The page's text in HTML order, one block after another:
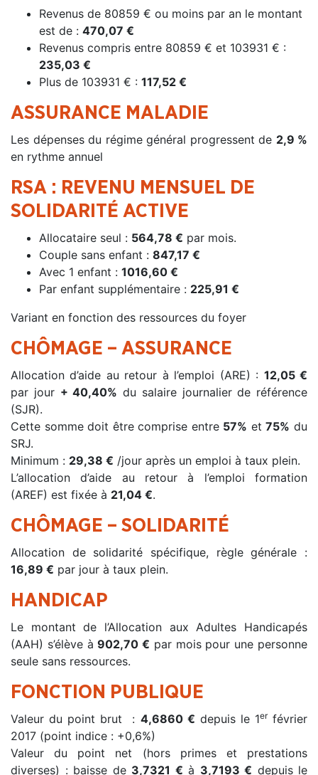
Revenus de 80859 € ou moins par an le montant
est de : 470,07 €
Revenus compris entre 80859 € et 103931 € :
235,03 €
Plus de 103931 € : 117,52 €
ASSURANCE MALADIE
Les dépenses du régime général progressent de 2,9 %
en rythme annuel
RSA : REVENU MENSUEL DE
SOLIDARITÉ ACTIVE
Allocataire seul : 564,78 € par mois.
Couple sans enfant : 847,17 €
Avec 1 enfant : 1016,60 €
Par enfant supplémentaire : 225,91 €
Variant en fonction des ressources du foyer
CHÔMAGE – ASSURANCE
Allocation d’aide au retour à l’emploi (ARE) : 12,05 €
par jour + 40,40% du salaire journalier de référence
(SJR).
Cette somme doit être comprise entre 57% et75% du
SRJ.
Minimum : 29,38 € /jour après un emploi à taux plein.
L’allocation d’aide au retour à l’emploi formation
(AREF) est fixée à 21,04 €.
CHÔMAGE – SOLIDARITÉ
Allocation de solidarité spécifique, règle générale :
16,89 € par jour à taux plein.
HANDICAP
Le montant de l’Allocation aux Adultes Handicapés
(AAH) s’élève à902,70 € par mois pour une personne
seule sans ressources.
FONCTION PUBLIQUE
Valeur du point brut : 4,6860 € depuis le 1erfévrier
2017 (point indice : +0,6%)
Valeur du point net (hors primes et prestations
diverses) : baisse de 3,7321 € à 3,7193 € depuis le